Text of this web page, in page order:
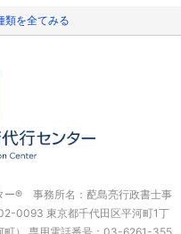
類を全てみる
ー® 事務所名：蓜島亮行政書士事
0093 東京都千代田区平河町1丁